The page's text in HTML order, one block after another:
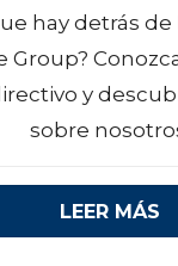
hay detrás
Group?
y
sobre
LEER MÁS